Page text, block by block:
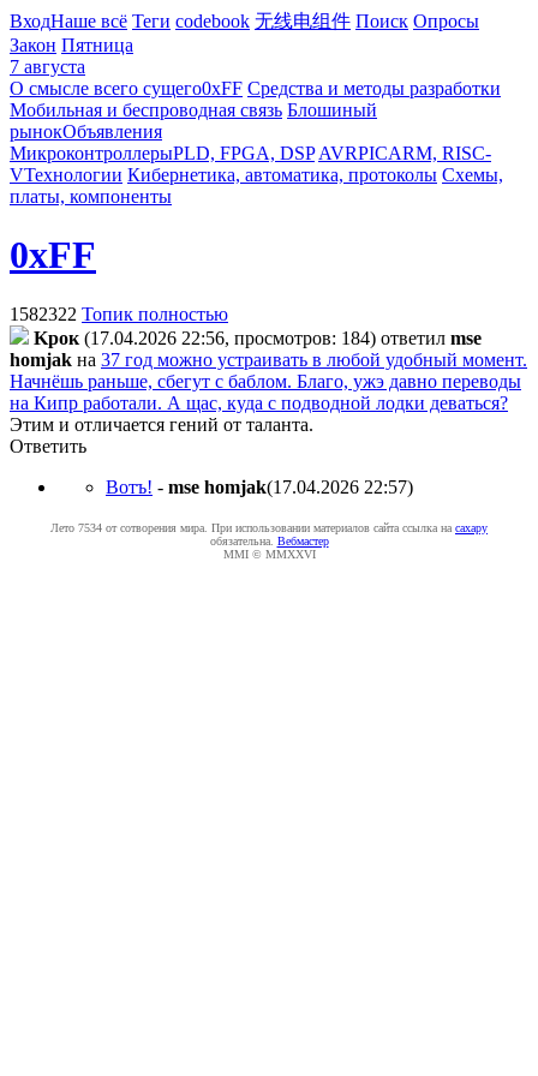
ВходНаше всё Теги codebook 无线电组件 Поиск Опросы
Закон Пятница
7 августа
О смысле всего сущего0xFF Средства и методы разработки
Мобильная и беспроводная связь Блошиный
рынокОбъявления
МикроконтроллерыPLD, FPGA, DSP AVRPICARM, RISC-
VТехнологии Кибернетика, автоматика, протоколы Схемы,
платы, компоненты
0xFF
1582322 Топик полностью
Kpoк (17.04.2026 22:56, просмотров: 184) ответил mse
homjak на 37 год можно устраивать в любой удобный момент.
Начнёшь раньше, сбегут с баблом. Благо, ужэ давно переводы
на Кипр работали. А щас, куда с подводной лодки деваться?
Этим и отличается гений от таланта.
Ответить
Вотъ! - mse homjak(17.04.2026 22:57)
Лето 7534 от сотворения мира. При использовании материалов сайта ссылка на caxapу
обязательна. Вебмастер
MMI © MMXXVI